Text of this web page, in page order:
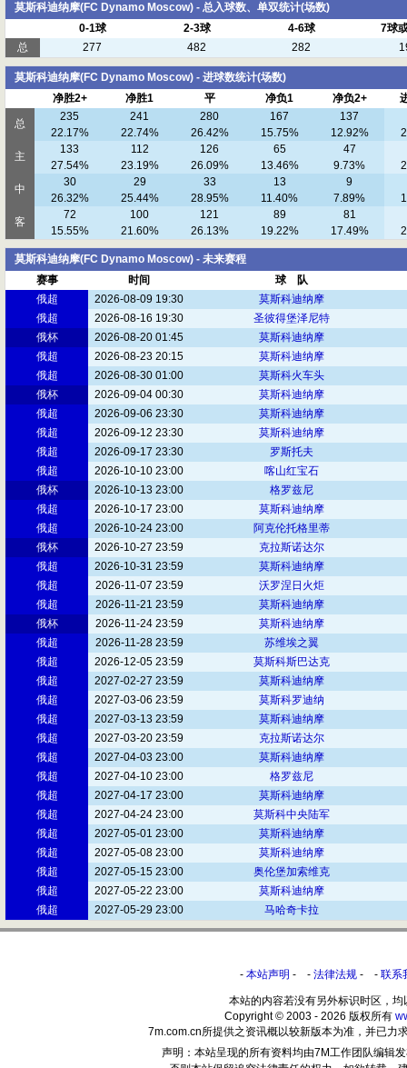
莫斯科迪纳摩(FC Dynamo Moscow) - 总入球数、单双统计(场数)
0-1球
2-3球 4-6球
7球
总
277 482 282
莫斯科迪纳摩(FC Dynamo Moscow) - 进球数统计(场数)
净胜2+
净胜1 平 净负1 净负2+
总
235 241 280 167
137
22.17%
22.74% 26.42% 15.75% 12.92%
主
133 112 126 65
47
27.54%
23.19% 26.09% 13.46% 9.73%
中
30 29 33 13
9
26.32%
25.44% 28.95% 11.40% 7.89%
客
72 100 121 89
81
15.55%
21.60% 26.13% 19.22% 17.49%
莫斯科迪纳摩(FC Dynamo Moscow) - 未来赛程
赛事
时间
球 队
俄超
2026-08-09 19:30
莫斯科迪纳摩
俄超
2026-08-16 19:30
圣彼得堡泽尼特
俄杯
2026-08-20 01:45
莫斯科迪纳摩
俄超
2026-08-23 20:15
莫斯科迪纳摩
俄超
2026-08-30 01:00
莫斯科火车头
俄杯
2026-09-04 00:30
莫斯科迪纳摩
俄超
2026-09-06 23:30
莫斯科迪纳摩
俄超
2026-09-12 23:30
莫斯科迪纳摩
俄超
2026-09-17 23:30
罗斯托夫
俄超
2026-10-10 23:00
喀山红宝石
俄杯
2026-10-13 23:00
格罗兹尼
俄超
2026-10-17 23:00
莫斯科迪纳摩
俄超
2026-10-24 23:00
阿克伦托格里蒂
俄杯
2026-10-27 23:59
克拉斯诺达尔
俄超
2026-10-31 23:59
莫斯科迪纳摩
俄超
2026-11-07 23:59
沃罗涅日火炬
俄超
2026-11-21 23:59
莫斯科迪纳摩
俄杯
2026-11-24 23:59
莫斯科迪纳摩
俄超
2026-11-28 23:59
苏维埃之翼
俄超
2026-12-05 23:59
莫斯科斯巴达克
俄超
2027-02-27 23:59
莫斯科迪纳摩
俄超
2027-03-06 23:59
莫斯科罗迪纳
俄超
2027-03-13 23:59
莫斯科迪纳摩
俄超
2027-03-20 23:59
克拉斯诺达尔
俄超
2027-04-03 23:00
莫斯科迪纳摩
俄超
2027-04-10 23:00
格罗兹尼
俄超
2027-04-17 23:00
莫斯科迪纳摩
俄超
2027-04-24 23:00
莫斯科中央陆军
俄超
2027-05-01 23:00
莫斯科迪纳摩
俄超
2027-05-08 23:00
莫斯科迪纳摩
俄超
2027-05-15 23:00
奥伦堡加索维克
俄超
2027-05-22 23:00
莫斯科迪纳摩
俄超
2027-05-29 23:00 马哈奇卡拉
- 本站声明 - - 法律法规 - - 联系
本站的内容若没有另外标识时区，均
Copyright © 2003 - 2026 版权所有
7m.com.cn所提供之资讯概以较新版本为准，并已力
声明：本站呈现的所有资料均由7M工作团队编辑